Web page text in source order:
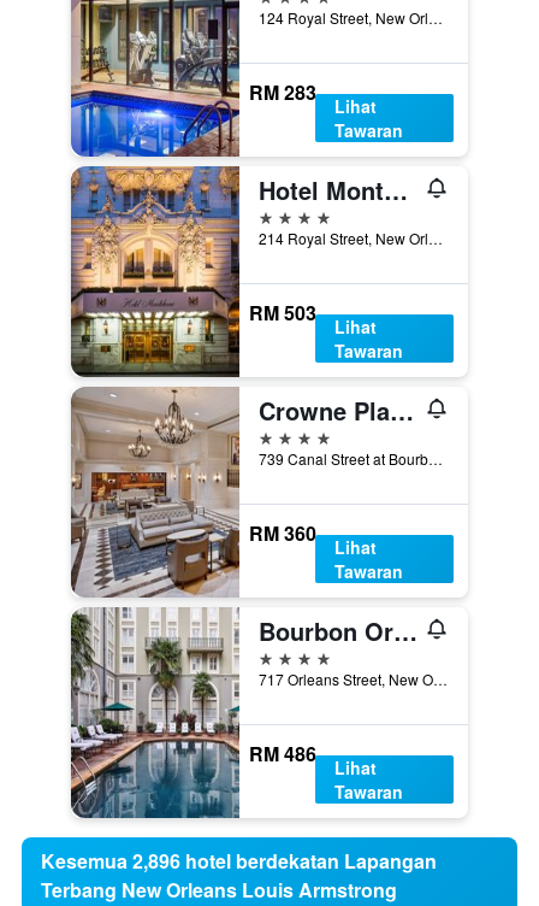
124 Royal Street, New Orleans, LA, Amerika Syarikat
RM 283
Lihat
Tawaran
Hotel Monteleone
4 bintang
214 Royal Street, New Orleans, LA, Amerika Syarikat
RM 503
Lihat
Tawaran
Crowne Plaza New Orleans French Qtr - Astor By IHG
4 bintang
739 Canal Street at Bourbon, New Orleans, LA, Amerika Syarikat
RM 360
Lihat
Tawaran
Bourbon Orleans Hotel
4 bintang
717 Orleans Street, New Orleans, LA, Amerika Syarikat
RM 486
Lihat
Tawaran
Kesemua 2,896 hotel berdekatan Lapangan
Terbang New Orleans Louis Armstrong